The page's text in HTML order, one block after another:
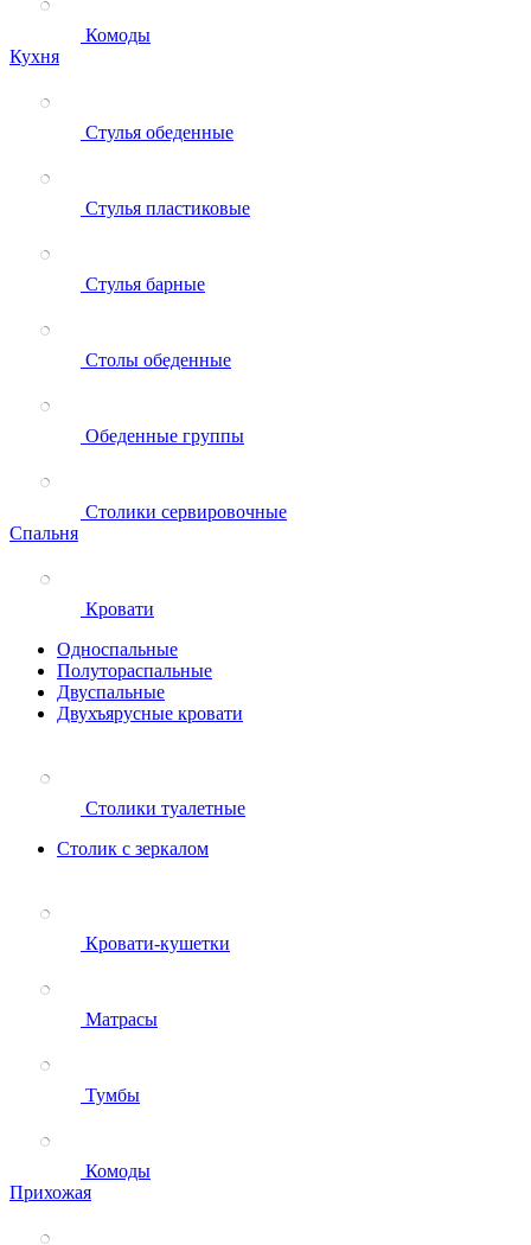
Комоды
Кухня
Стулья обеденные
Стулья пластиковые
Стулья барные
Столы обеденные
Обеденные группы
Столики сервировочные
Спальня
Кровати
Односпальные
Полутораспальные
Двуспальные
Двухъярусные кровати
Столики туалетные
Столик с зеркалом
Кровати-кушетки
Матрасы
Тумбы
Комоды
Прихожая